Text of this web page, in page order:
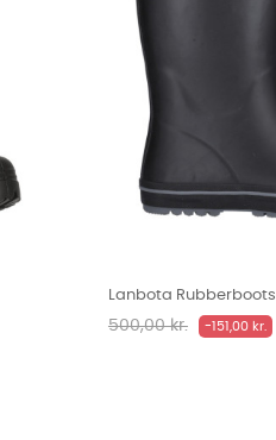
Lanbota Rubberboots
Normalpris
500,00 kr. -151,00 kr.